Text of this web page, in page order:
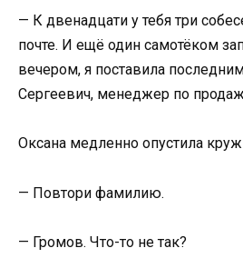
— К двенадцати у тебя три
почте. И ещё один самотёком
вечером, я поставила
Сергеевич, менеджер по
Оксана медленно опустила
— Повтори фамилию.
— Громов. Что-то не так?